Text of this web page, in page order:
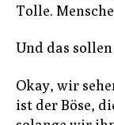
Tolle.
Und das
Okay, wir
ist der Böse,